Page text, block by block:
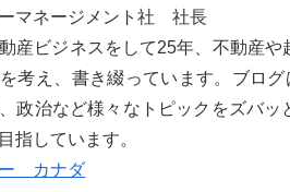
ーマネージメント社 社長
産ビジネスをして25年、不動産
考え、書き綴っています。ブロ
政治など様々なトピックをズバッ
指しています。
ー カナダ